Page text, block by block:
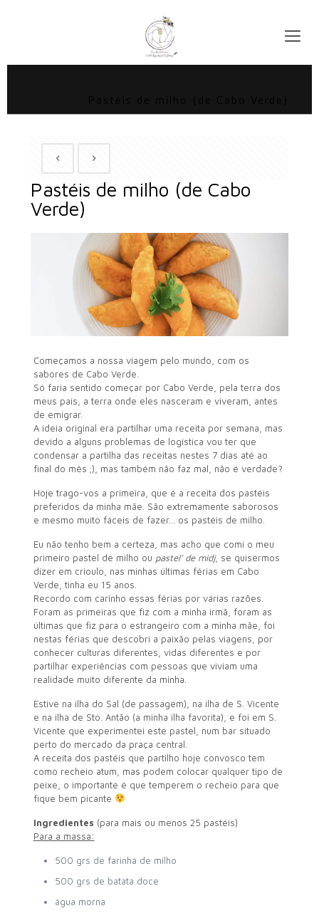
Pastéis de milho (de Cabo
Verde)
Começamos a nossa viagem pelo mundo, com os
sabores de Cabo Verde.
Só faria sentido começar por Cabo Verde, pela terra dos
meus pais, a terra onde eles nasceram e viveram, antes
de emigrar.
A ideia original era partilhar uma receita por semana, mas
devido a alguns problemas de logística vou ter que
condensar a partilha das receitas nestes 7 dias até ao
final do mês ;), mas também não faz mal, não é verdade?
Hoje trago-vos a primeira, que é a receita dos pastéis
preferidos da minha mãe. São extremamente saborosos
e mesmo muito fáceis de fazer… os pastéis de milho.
Eu não tenho bem a certeza, mas acho que comi o meu
primeiro pastel de milho ou pastel’ de midj, se quisermos
dizer em crioulo, nas minhas últimas férias em Cabo
Verde, tinha eu 15 anos.
Recordo com carinho essas férias por várias razões.
Foram as primeiras que fiz com a minha irmã, foram as
últimas que fiz para o estrangeiro com a minha mãe, foi
nestas férias que descobri a paixão pelas viagens, por
conhecer culturas diferentes, vidas diferentes e por
partilhar experiências com pessoas que viviam uma
realidade muito diferente da minha.
Estive na ilha do Sal (de passagem), na ilha de S. Vicente
e na ilha de Sto. Antão (a minha ilha favorita), e foi em S.
Vicente que experimentei este pastel, num bar situado
perto do mercado da praça central.
A receita dos pastéis que partilho hoje convosco tem
como recheio atum, mas podem colocar qualquer tipo de
peixe, o importante é que temperem o recheio para que
fique bem picante
Ingredientes (para mais ou menos 25 pastéis)
Para a massa:
500 grs de farinha de milho
500 grs de batata doce
àgua morna